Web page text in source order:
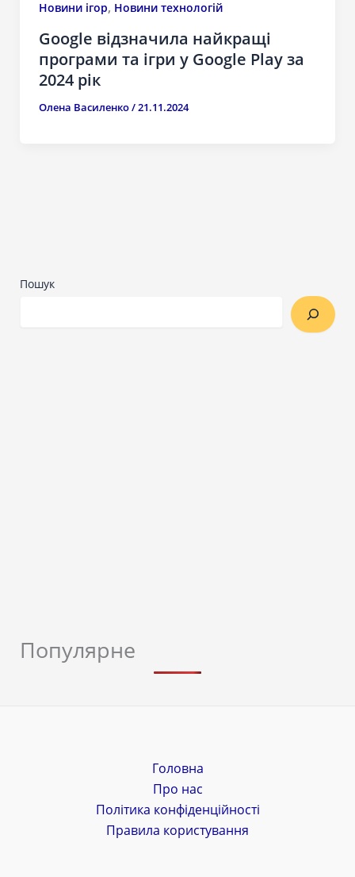
Новини ігор, Новини технологій
Google відзначила найкращі
програми та ігри у Google Play за
2024 рік
Олена Василенко/21.11.2024
Пошук
Популярне
Головна
Про нас
Політика конфіденційності
Правила користування